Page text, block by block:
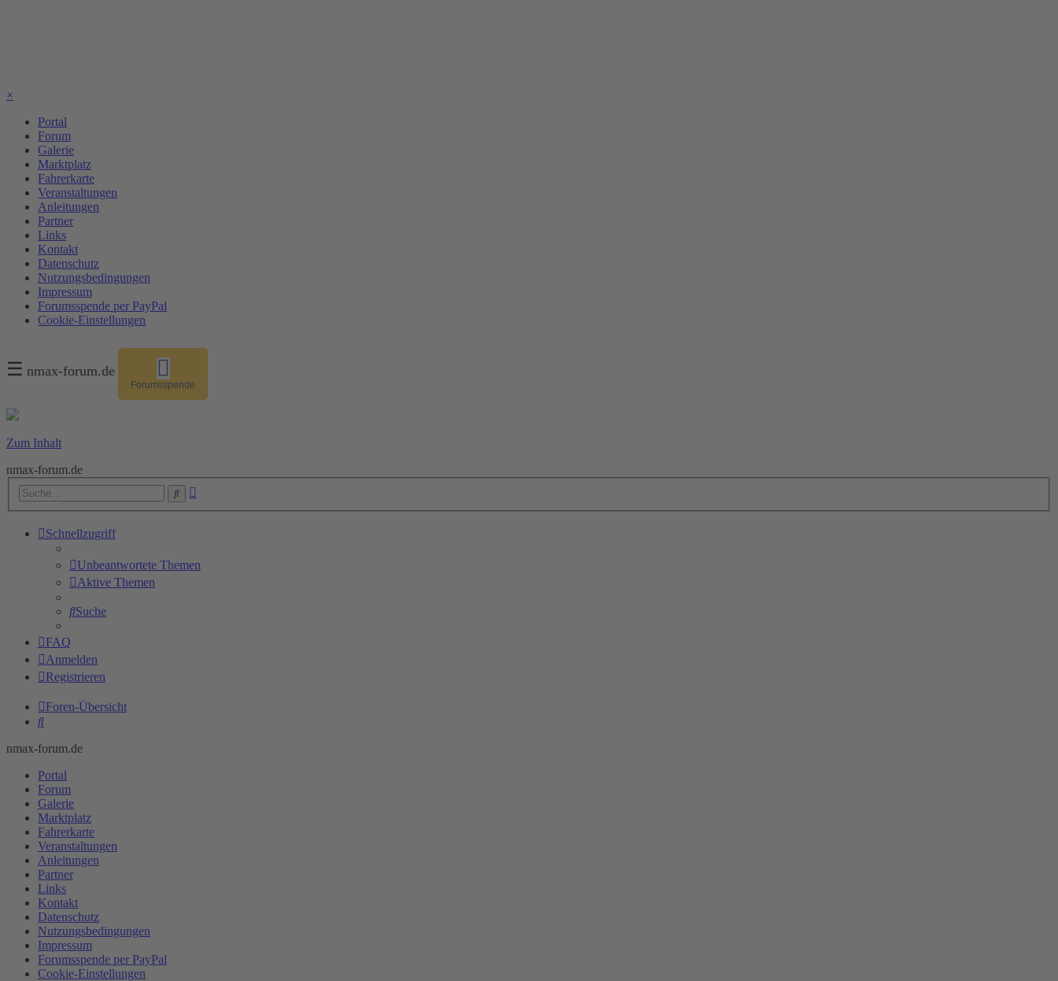
×
Portal
Forum
Galerie
Marktplatz
Fahrerkarte
Veranstaltungen
Anleitungen
Partner
Links
Kontakt
Datenschutz
Nutzungsbedingungen
Impressum
Forumsspende per PayPal
Cookie-Einstellungen
☰ nmax-forum.de
Forumsspende
Zum Inhalt
nmax-forum.de
Suche
Schnellzugriff
Unbeantwortete Themen
Aktive Themen
Suche
FAQ
Anmelden
Registrieren
Foren-Übersicht
Suche
nmax-forum.de
Portal
Forum
Galerie
Marktplatz
Fahrerkarte
Veranstaltungen
Anleitungen
Partner
Links
Kontakt
Datenschutz
Nutzungsbedingungen
Impressum
Forumsspende per PayPal
Cookie-Einstellungen